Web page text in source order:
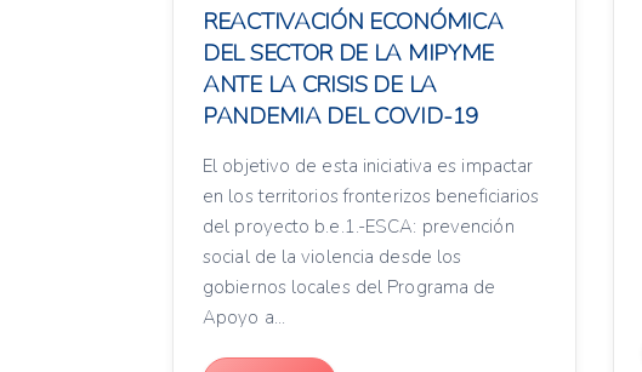
REACTIVACIÓN ECONÓMICA
DEL SECTOR DE LA MIPYME
ANTE LA CRISIS DE LA
PANDEMIA DEL COVID-19
El objetivo de esta iniciativa es impactar
en los territorios fronterizos beneficiarios
del proyecto b.e.1.-ESCA: prevención
social de la violencia desde los
gobiernos locales del Programa de
Apoyo a...